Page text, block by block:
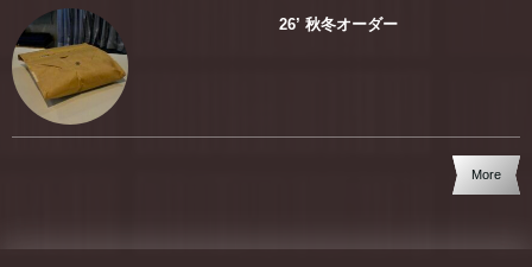
26’ 秋冬オーダー
More